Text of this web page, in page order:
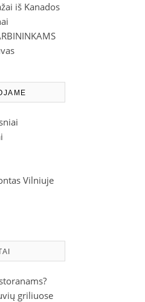
iš Kanados
Vilniuje
griliuose